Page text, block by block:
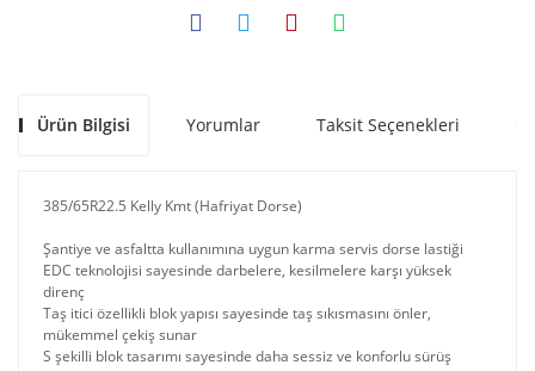
Ürün Bilgisi Yorumlar Taksit Seçenekleri
385/65R22.5 Kelly Kmt (Hafriyat Dorse)
Şantiye ve asfaltta kullanımına uygun karma servis dorse lastiği
EDC teknolojisi sayesinde darbelere, kesilmelere karşı yüksek
direnç
Taş itici özellikli blok yapısı sayesinde taş sıkısmasını önler,
mükemmel çekiş sunar
S şekilli blok tasarımı sayesinde daha sessiz ve konforlu sürüş